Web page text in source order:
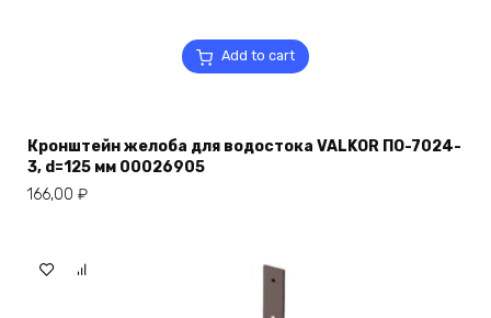
Add to cart
Кронштейн желоба для водостока VALKOR ПО-7024-
3, d=125 мм 00026905
166,00 ₽